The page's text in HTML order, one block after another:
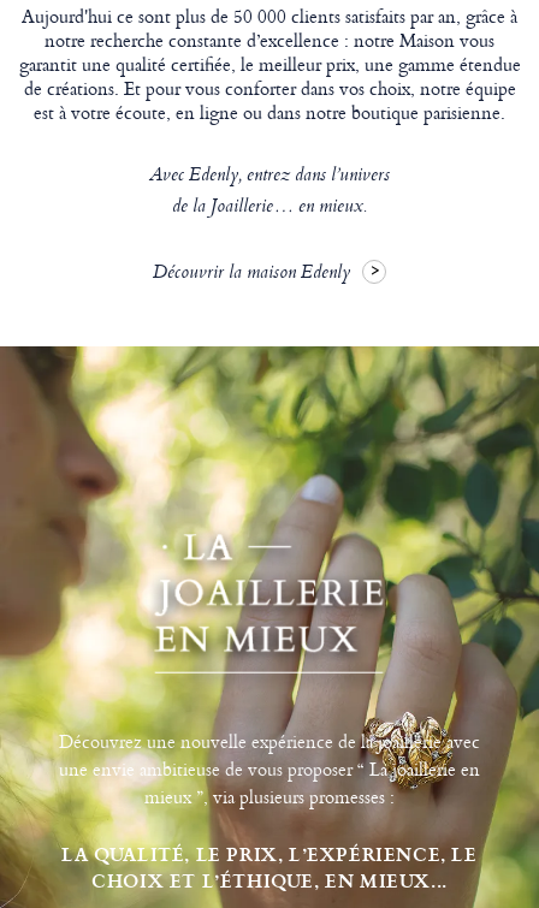
Aujourd'hui ce sont plus de 50 000 clients satisfaits par an, grâce à
notre recherche constante d’excellence : notre Maison vous
garantit une qualité certifiée, le meilleur prix, une gamme étendue
de créations. Et pour vous conforter dans vos choix, notre équipe
est à votre écoute, en ligne ou dans notre boutique parisienne.
Avec Edenly, entrez dans l’univers
de la Joaillerie… en mieux.
Découvrir la maison Edenly
Découvrez une nouvelle expérience de la joaillerie avec
une envie ambitieuse de vous proposer “ La joaillerie en
mieux ”, via plusieurs promesses :
LA QUALITÉ, LE PRIX, L’EXPÉRIENCE, LE
CHOIX ET L’ÉTHIQUE, EN MIEUX...